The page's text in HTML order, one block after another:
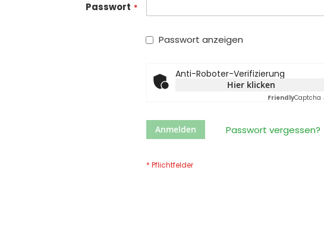
Passwort
Passwort anzeigen
Anti-Roboter-Verifizierung
Hier klicken
FriendlyCaptcha
Anmelden Passwort vergessen?